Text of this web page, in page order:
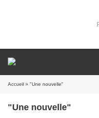
Accueil » "Une nouvelle"
"Une nouvelle"